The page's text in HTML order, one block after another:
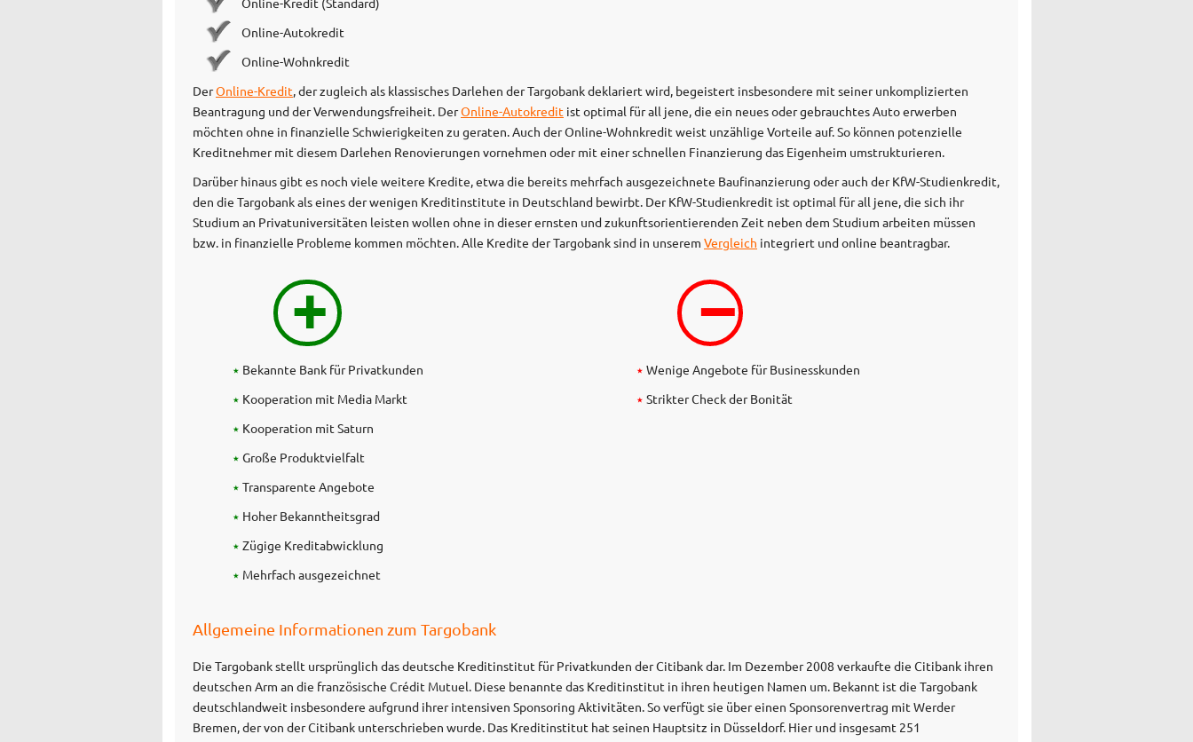
Online-Autokredit
Online-Wohnkredit
DerOnline-Kredit, der zugleich als klassisches Darlehen der Targobank deklariert wird, begeistert insbesondere mit seiner unkomplizierten
Beantragung und der Verwendungsfreiheit. DerOnline-Autokredit ist optimal für all jene, die ein neues oder gebrauchtes Auto erwerben
möchten ohne in finanzielle Schwierigkeiten zu geraten. Auch der Online-Wohnkredit weist unzählige Vorteile auf. So können potenzielle
Kreditnehmer mit diesem Darlehen Renovierungen vornehmen oder mit einer schnellen Finanzierung das Eigenheim umstrukturieren.
Darüber hinaus gibt es noch viele weitere Kredite, etwa die bereits mehrfach ausgezeichnete Baufinanzierung oder auch der KfW-Studienkredit,
den die Targobank als eines der wenigen Kreditinstitute in Deutschland bewirbt. Der KfW-Studienkredit ist optimal für all jene, die sich ihr
Studium an Privatuniversitäten leisten wollen ohne in dieser ernsten und zukunftsorientierenden Zeit neben dem Studium arbeiten müssen
bzw. in finanzielle Probleme kommen möchten. Alle Kredite der Targobank sind in unserem Vergleich integriert und online beantragbar.
+
Bekannte Bank für Privatkunden
Kooperation mit Media Markt
Kooperation mit Saturn
Große Produktvielfalt
Transparente Angebote
Hoher Bekanntheitsgrad
Zügige Kreditabwicklung
Mehrfach ausgezeichnet
–
Wenige Angebote für Businesskunden
Strikter Check der Bonität
Allgemeine Informationen zum Targobank
Die Targobank stellt ursprünglich das deutsche Kreditinstitut für Privatkunden der Citibank dar. Im Dezember 2008 verkaufte die Citibank ihren
deutschen Arm an die französische Crédit Mutuel. Diese benannte das Kreditinstitut in ihren heutigen Namen um. Bekannt ist die Targobank
deutschlandweit insbesondere aufgrund ihrer intensiven Sponsoring Aktivitäten. So verfügt sie über einen Sponsorenvertrag mit Werder
Bremen, der von der Citibank unterschrieben wurde. Das Kreditinstitut hat seinen Hauptsitz in Düsseldorf. Hier und insgesamt 251